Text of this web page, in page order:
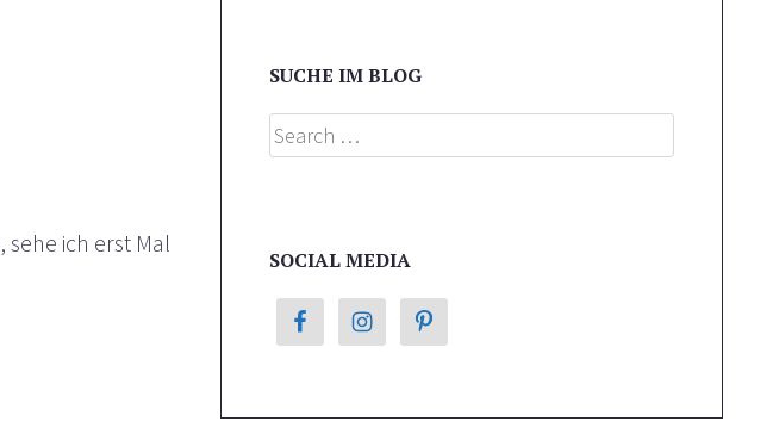
ich erst Mal
SUCHE IM BLOG
Search
SOCIAL MEDIA